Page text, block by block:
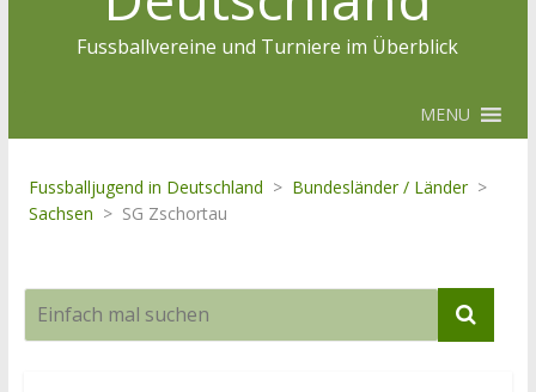
Fussballvereine und Turniere im Überblick
MENU
Fussballjugend in Deutschland > Bundesländer / Länder >
Sachsen > SG Zschortau